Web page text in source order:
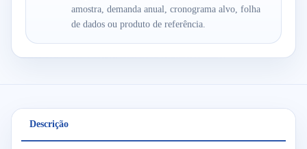
amostra, demanda anual, cronograma alvo, folha
de dados ou produto de referência.
Descrição